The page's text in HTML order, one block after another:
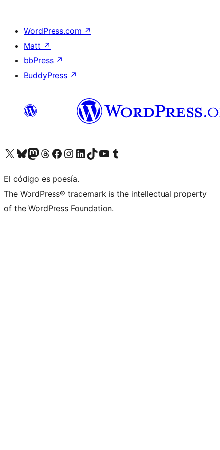
WordPress.com ↗
Matt ↗
bbPress ↗
BuddyPress ↗
Visit our X (formerly Twitter) account
Visit our Bluesky account
Visit our Mastodon account
Visit our Threads account
Visita nuestra página de Facebook
Visita nuestra cuenta de Instagram
Visita nuestra cuenta de LinkedIn
Visit our TikTok account
Visita nuestro canal de YouTube
Visit our Tumblr account
El código es poesía.
The WordPress® trademark is the intellectual property
of the WordPress Foundation.